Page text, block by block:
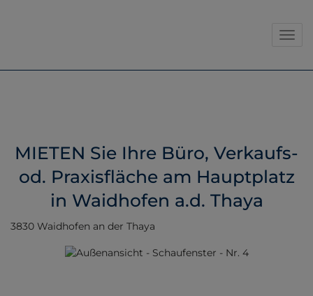
MIETEN Sie Ihre Büro, Verkaufs-
od. Praxisfläche am Hauptplatz
in Waidhofen a.d. Thaya
3830 Waidhofen an der Thaya